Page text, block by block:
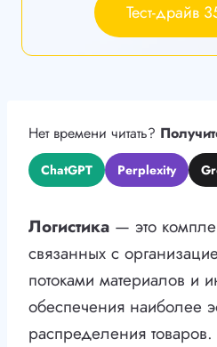
Тест-драйв
Нет времени читать?
ChatGPT Perplexity
Логистика — это
связанных с
потоками материалов и
обеспечения наиболее
распределения товаров.